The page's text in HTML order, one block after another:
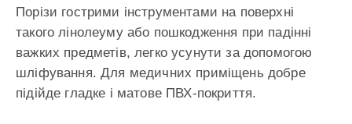
Порізи гострими інструментами на поверхні
такого лінолеуму або пошкодження при падінні
важких предметів, легко усунути за допомогою
шліфування. Для медичних приміщень добре
підійде гладке і матове ПВХ-покриття.